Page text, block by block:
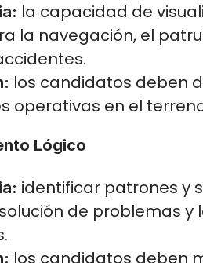
la capacidad de
la navegación, el
los candidatos deben
operativas en el
Lógico
identificar patrones y
de problemas y